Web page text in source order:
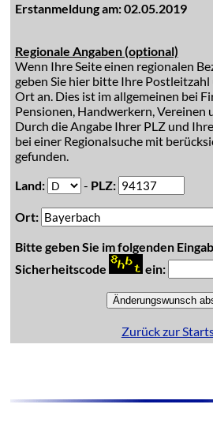
Erstanmeldung am: 02.05.2019
Regionale Angaben (optional)
Wenn Ihre Seite einen regionalen
geben Sie hier bitte Ihre
Ort an. Dies ist im allgemeinen bei
Pensionen, Handwerkern, Vereinen
Durch die Angabe Ihrer PLZ und
bei einer Regionalsuche mit
gefunden.
Land:
- PLZ:
Ort:
Bitte geben Sie im folgenden
Sicherheitscode
ein:
Zurück zur